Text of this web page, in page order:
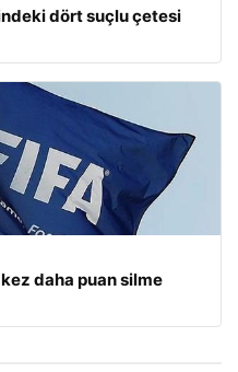
dört suçlu çetesi
daha puan silme